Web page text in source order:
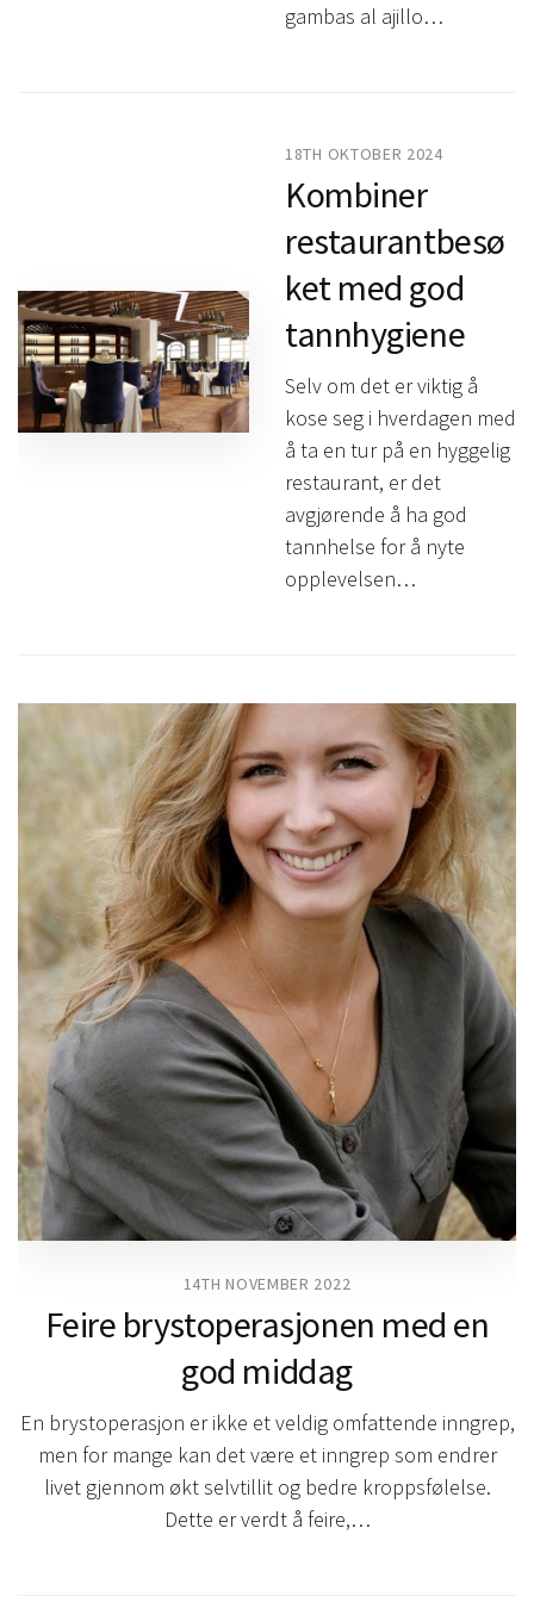
gambas al ajillo…
18TH OKTOBER 2024
Kombiner
restaurantbesø
ket med god
tannhygiene
Selv om det er viktig å
kose seg i hverdagen med
å ta en tur på en hyggelig
restaurant, er det
avgjørende å ha god
tannhelse for å nyte
opplevelsen…
14TH NOVEMBER 2022
Feire brystoperasjonen med en
god middag
En brystoperasjon er ikke et veldig omfattende inngrep,
men for mange kan det være et inngrep som endrer
livet gjennom økt selvtillit og bedre kroppsfølelse.
Dette er verdt å feire,…